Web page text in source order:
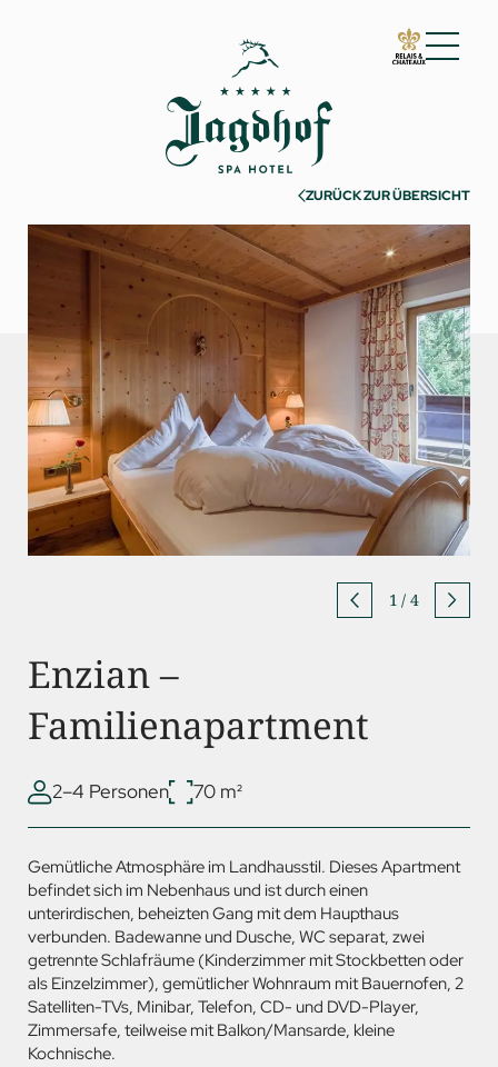
01 Der Jagdhof
02 Zimmer & Suiten
Inklusivleistungen
Gut zu wissen
Anfragen
Incentives & Meetings
03 Cuisine
04 Spa & Fitness
05 Angebote
06 Aktivitäten
07 Events
ZURÜCK ZUR ÜBERSICHT
1 / 4
Enzian –
Familienapartment
2–4 Personen 70 m²
Gemütliche Atmosphäre im Landhausstil. Dieses Apartment
befindet sich im Nebenhaus und ist durch einen
unterirdischen, beheizten Gang mit dem Haupthaus
verbunden. Badewanne und Dusche, WC separat, zwei
getrennte Schlafräume (Kinderzimmer mit Stockbetten oder
als Einzelzimmer), gemütlicher Wohnraum mit Bauernofen, 2
Satelliten-TVs, Minibar, Telefon, CD- und DVD-Player,
Zimmersafe, teilweise mit Balkon/Mansarde, kleine
Kochnische.